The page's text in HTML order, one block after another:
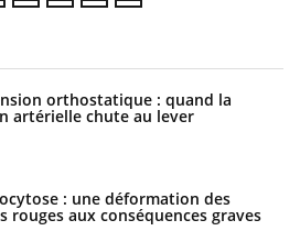
orthostatique : quand la
artérielle chute au lever
: une déformation des
rouges aux conséquences graves